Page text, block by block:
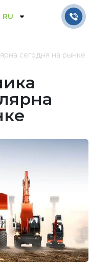
RU
сегодня на рынке